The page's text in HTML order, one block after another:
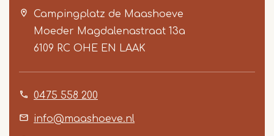
Campingplatz de Maashoeve
Moeder Magdalenastraat 13a
6109 RC OHE EN LAAK
0475 558 200
info@maashoeve.nl
Item